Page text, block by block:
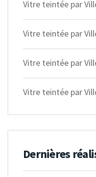
Vitre teintée par
Vitre teintée par
Vitre teintée par
Vitre teintée par
Dernières